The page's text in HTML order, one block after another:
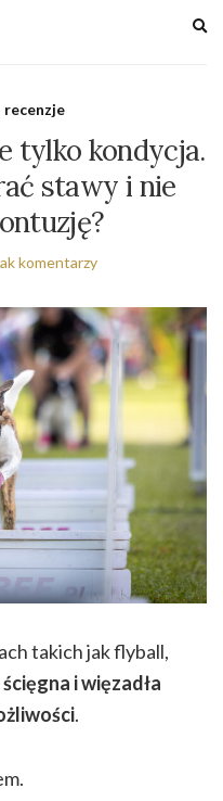
recenzje
tylko kondycja.
stawy i nie
komentarzy
takich jak flyball,
i więzadła
.